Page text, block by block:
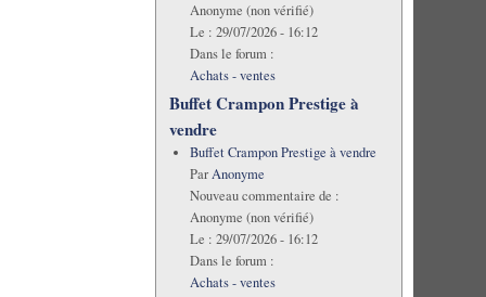
Anonyme (non vérifié)
Le : 29/07/2026 - 16:12
Dans le forum :
Achats - ventes
Buffet Crampon Prestige à
vendre
Buffet Crampon Prestige à vendre
ParAnonyme
Nouveau commentaire de :
Anonyme (non vérifié)
Le : 29/07/2026 - 16:12
Dans le forum :
Achats - ventes